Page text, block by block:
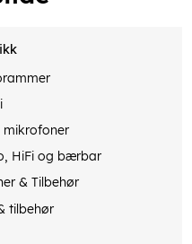
mikrofoner
HiFi og bærbar
& Tilbehør
tilbehør